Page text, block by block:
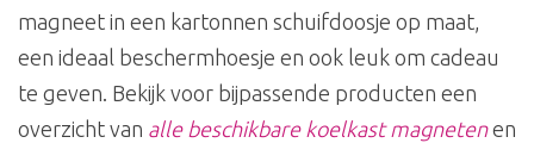
magneet in een kartonnen schuifdoosje op maat,
een ideaal beschermhoesje en ook leuk om cadeau
te geven. Bekijk voor bijpassende producten een
overzicht van alle beschikbare koelkast magnetenen